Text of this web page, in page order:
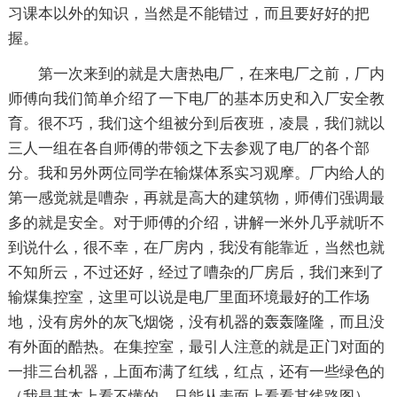
习课本以外的知识，当然是不能错过，而且要好好的把
握。
第一次来到的就是大唐热电厂，在来电厂之前，厂内
师傅向我们简单介绍了一下电厂的基本历史和入厂安全教
育。很不巧，我们这个组被分到后夜班，凌晨，我们就以
三人一组在各自师傅的带领之下去参观了电厂的各个部
分。我和另外两位同学在输煤体系实习观摩。厂内给人的
第一感觉就是嘈杂，再就是高大的建筑物，师傅们强调最
多的就是安全。对于师傅的介绍，讲解一米外几乎就听不
到说什么，很不幸，在厂房内，我没有能靠近，当然也就
不知所云，不过还好，经过了嘈杂的厂房后，我们来到了
输煤集控室，这里可以说是电厂里面环境最好的工作场
地，没有房外的灰飞烟饶，没有机器的轰轰隆隆，而且没
有外面的酷热。在集控室，最引人注意的就是正门对面的
一排三台机器，上面布满了红线，红点，还有一些绿色的